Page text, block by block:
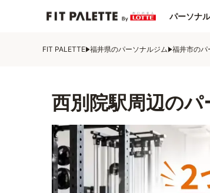
パーソナ
FIT PALETTE 福井県のパーソナルジム 福井市のパ
西別院駅周辺の